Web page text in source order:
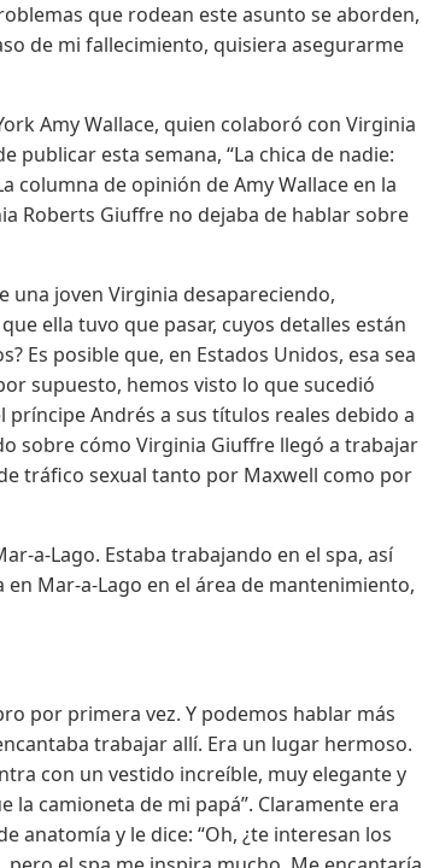
que rodean este asunto se aborden,
de mi fallecimiento, quisiera asegurarme
Amy Wallace, quien colaboró con Virginia
esta semana, “La chica de nadie:
columna de opinión de Amy Wallace en la
Roberts Giuffre no dejaba de hablar sobre
joven Virginia desapareciendo,
ella tuvo que pasar, cuyos detalles están
Es posible que, en Estados Unidos, esa sea
supuesto, hemos visto lo que sucedió
Andrés a sus títulos reales debido a
sobre cómo Virginia Giuffre llegó a trabajar
tráfico sexual tanto por Maxwell como por
a-Lago. Estaba trabajando en el spa, así
Mar-a-Lago en el área de mantenimiento,
por primera vez. Y podemos hablar más
trabajar allí. Era un lugar hermoso.
con un vestido increíble, muy elegante y
la camioneta de mi papá”. Claramente era
anatomía y le dice: “Oh, ¿te interesan los